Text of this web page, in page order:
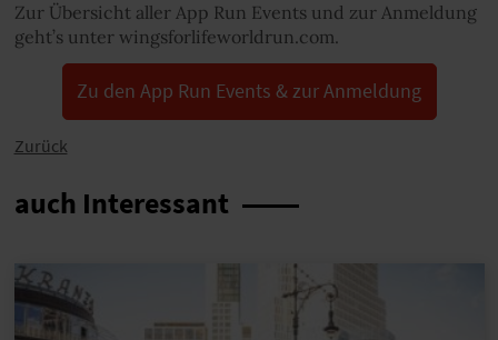
Zur Übersicht aller App Run Events und zur Anmeldung
geht’s unter wingsforlifeworldrun.com.
Zu den App Run Events & zur Anmeldung
Zurück
auch Interessant